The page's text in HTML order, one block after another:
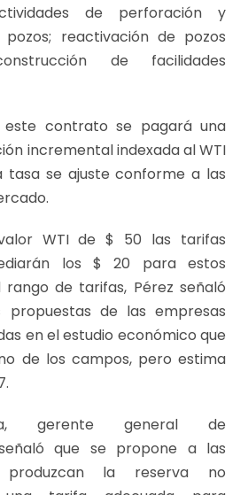
de perforación y
reactivación de pozos
de facilidades
este contrato se pagará una
incremental indexada al WTI
tasa se ajuste conforme a las
WTI de $ 50 las tarifas
los $ 20 para estos
de tarifas, Pérez señaló
propuestas de las empresas
en el estudio económico que
de los campos, pero estima
gerente general de
que se propone a las
produzcan la reserva no